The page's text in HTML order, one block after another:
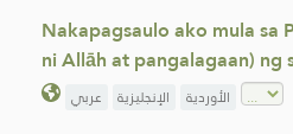
Nakapagsaulo ako mula sa
ni Allāh at pangalagaan) ng
عربي الإنجليزية الأوردية